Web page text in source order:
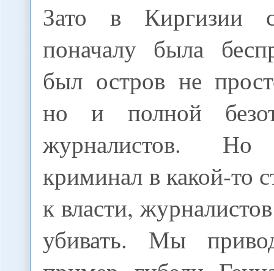
Зато в Киргизии
поначалу была
был остров не
но и полной
журналистов.
криминал в какой-то
к власти,
убивать. Мы